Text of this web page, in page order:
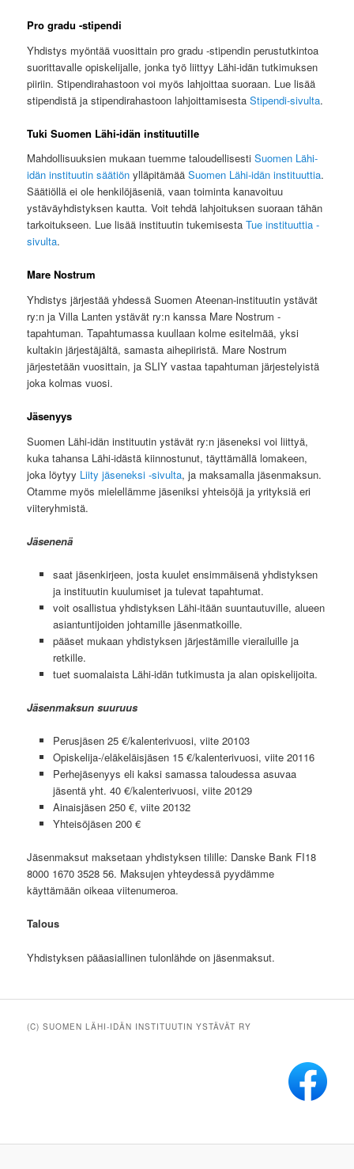
Pro gradu -stipendi
Yhdistys myöntää vuosittain pro gradu -stipendin perustutkintoa
suorittavalle opiskelijalle, jonka työ liittyy Lähi-idän tutkimuksen
piiriin. Stipendirahastoon voi myös lahjoittaa suoraan. Lue lisää
stipendistä ja stipendirahastoon lahjoittamisestaStipendi-sivulta.
Tuki Suomen Lähi-idän instituutille
Mahdollisuuksien mukaan tuemme taloudellisestiSuomen Lähi-
idän instituutin säätiön ylläpitämääSuomen Lähi-idän instituuttia.
Säätiöllä ei ole henkilöjäseniä, vaan toiminta kanavoituu
ystäväyhdistyksen kautta. Voit tehdä lahjoituksen suoraan tähän
tarkoitukseen. Lue lisää instituutin tukemisestaTue instituuttia -
sivulta.
Mare Nostrum
Yhdistys järjestää yhdessä Suomen Ateenan-instituutin ystävät
ry:n ja Villa Lanten ystävät ry:n kanssa Mare Nostrum -
tapahtuman. Tapahtumassa kuullaan kolme esitelmää, yksi
kultakin järjestäjältä, samasta aihepiiristä. Mare Nostrum
järjestetään vuosittain, ja SLIY vastaa tapahtuman järjestelyistä
joka kolmas vuosi.
Jäsenyys
Suomen Lähi-idän instituutin ystävät ry:n jäseneksi voi liittyä,
kuka tahansa Lähi-idästä kiinnostunut, täyttämällä lomakeen,
joka löytyy Liity jäseneksi -sivulta, ja maksamalla jäsenmaksun.
Otamme myös mielellämme jäseniksi yhteisöjä ja yrityksiä eri
viiteryhmistä.
Jäsenenä
saat jäsenkirjeen, josta kuulet ensimmäisenä yhdistyksen
ja instituutin kuulumiset ja tulevat tapahtumat.
voit osallistua yhdistyksen Lähi-itään suuntautuville, alueen
asiantuntijoiden johtamille jäsenmatkoille.
pääset mukaan yhdistyksen järjestämille vierailuille ja
retkille.
tuet suomalaista Lähi-idän tutkimusta ja alan opiskelijoita.
Jäsenmaksun suuruus
Perusjäsen 25 €/kalenterivuosi, viite 20103
Opiskelija-/eläkeläisjäsen 15 €/kalenterivuosi, viite 20116
Perhejäsenyys eli kaksi samassa taloudessa asuvaa
jäsentä yht. 40 €/kalenterivuosi, viite 20129
Ainaisjäsen 250 €, viite 20132
Yhteisöjäsen 200 €
Jäsenmaksut maksetaan yhdistyksen tilille: Danske Bank FI18
8000 1670 3528 56. Maksujen yhteydessä pyydämme
käyttämään oikeaa viitenumeroa.
Talous
Yhdistyksen pääasiallinen tulonlähde on jäsenmaksut.
(C) SUOMEN LÄHI-IDÄN INSTITUUTIN YSTÄVÄT RY